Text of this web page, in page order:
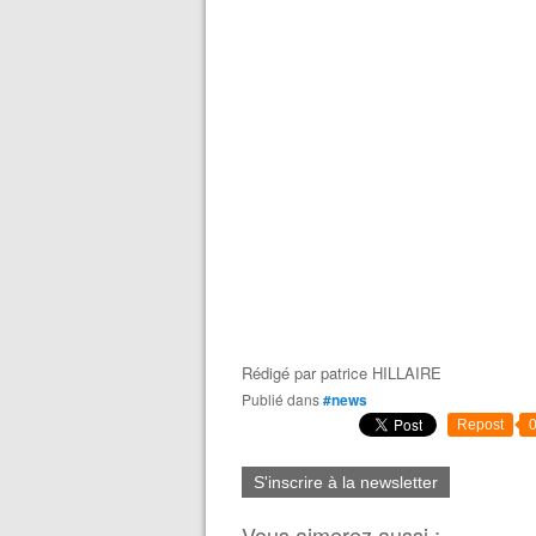
Rédigé parpatrice HILLAIRE
Publié dans#news
Repost 0
S'inscrire à la newsletter